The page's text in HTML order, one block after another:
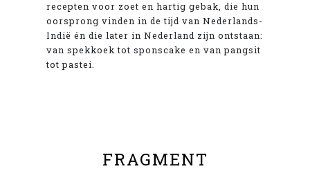
recepten voor zoet en hartig gebak, die hun
oorsprong vinden in de tijd van Nederlands-
Indië én die later in Nederland zijn ontstaan:
van spekkoek tot sponscake en van pangsit
tot pastei.
FRAGMENT